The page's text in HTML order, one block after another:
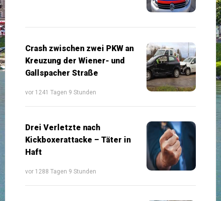
Crash zwischen zwei PKW an
Kreuzung der Wiener- und
Gallspacher Straße
vor 1241 Tagen 9 Stunden
Drei Verletzte nach
Kickboxerattacke – Täter in
Haft
vor 1288 Tagen 9 Stunden